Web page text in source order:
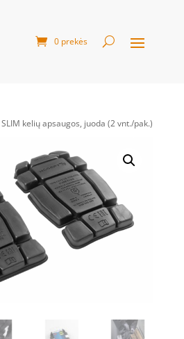
0 prekės
kelių apsaugos, juoda (2 vnt./pak.)